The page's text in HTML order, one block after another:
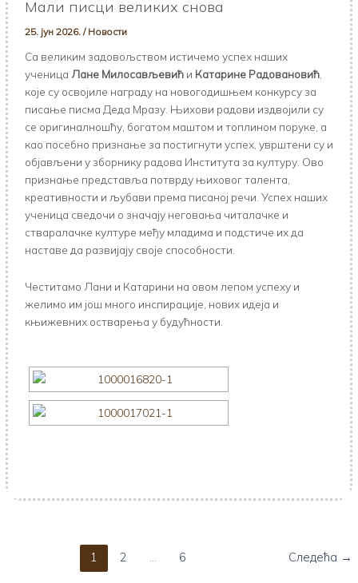
Мали писци великих снова
25. јун 2026. / Новости
Са великим задовољством истичемо успех наших
ученица Лане Милосављевићи Катарине Радовановић,
које су освојиле награду на новогодишњем конкурсу за
писање писма Деда Мразу. Њихови радови издвојили су
се оригиналношћу, богатом маштом и топлином поруке, а
као посебно признање за постигнути успех, уврштени су и
објављени у зборнику радова Института за културу. Ово
признање представља потврду њиховог талента,
креативности и љубави према писаној речи. Успех наших
ученица сведочи о значају неговања читалачке и
стваралачке културе међу младима и подстиче их да
наставе да развијају своје способности.
Честитамо Лани и Катарини на овом лепом успеху и
желимо им још много инспирације, нових идеја и
књижевних остварења у будућности.
1 2 … 6 Следећа →